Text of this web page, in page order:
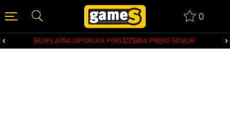
0
BESPLATNA ISPORUKA PORUDŽBINA PREKO 50 EUR